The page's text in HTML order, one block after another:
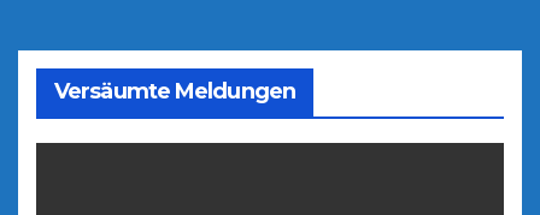
Versäumte Meldungen